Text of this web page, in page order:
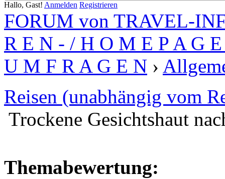
Hallo, Gast! Anmelden Registrieren
FORUM von TRAVEL-
R E N - / H O M E P A G
U M F R A G E N ›
Reisen (unabhängig vom
Trockene Gesichtshaut
Themabewertung: